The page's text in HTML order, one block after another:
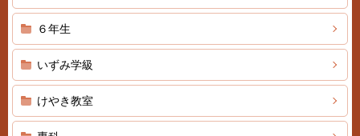
６年生
いずみ学級
けやき教室